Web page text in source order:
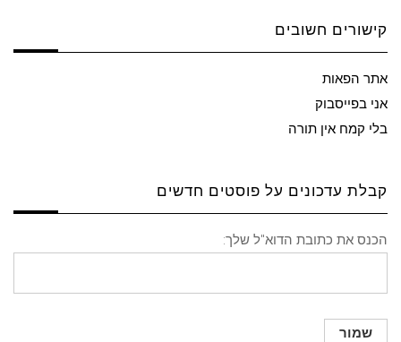
קישורים חשובים
אתר הפאות
אני בפייסבוק
בלי קמח אין תורה
קבלת עדכונים על פוסטים חדשים
הכנס את כתובת הדוא"ל שלך: